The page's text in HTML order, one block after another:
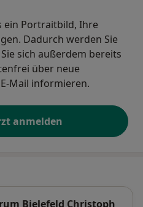
ein Portraitbild, Ihre
Dadurch werden Sie
sich außerdem bereits
über neue
Mail informieren.
anmelden
Bielefeld Christoph